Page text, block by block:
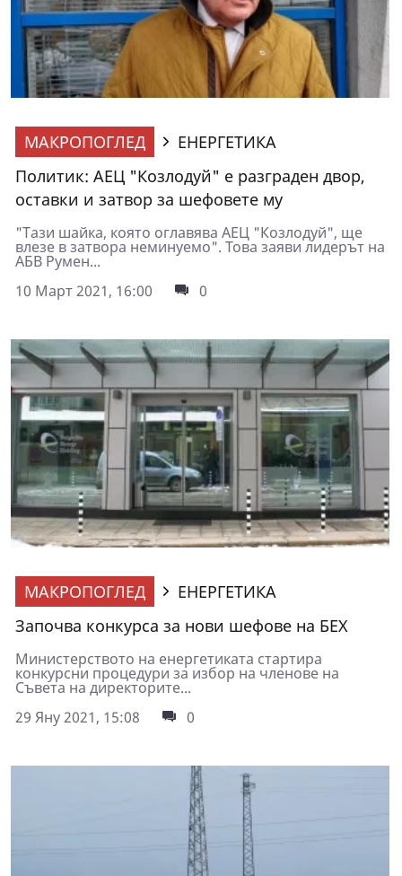
МАКРОПОГЛЕД
ЕНЕРГЕТИКА
Политик: АЕЦ "Козлодуй" е разграден двор,
оставки и затвор за шефовете му
"Тази шайка, която оглавява АЕЦ "Козлодуй", ще
влезе в затвора неминуемо". Това заяви лидерът на
АБВ Румен...
10 Март 2021, 16:00
0
МАКРОПОГЛЕД
ЕНЕРГЕТИКА
Започва конкурса за нови шефове на БЕХ
Министерството на енергетиката стартира
конкурсни процедури за избор на членове на
Съвета на директорите...
29 Яну 2021, 15:08
0